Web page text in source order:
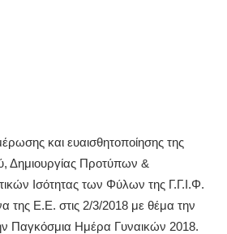
και ευαισθητοποίησης της
Δημιουργίας Προτύπων &
Ισότητας των Φύλων της Γ.Γ.Ι.Φ.
της Ε.Ε. στις 2/3/2018 με θέμα την
Παγκόσμια Ημέρα Γυναικών 2018.